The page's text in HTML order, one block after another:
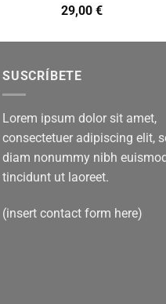
Valorado
con
29,00 €
SUSCRÍBETE
Lorem ipsum dolor sit amet,
consectetuer adipiscing elit,
diam nonummy nibh euismod
tincidunt ut laoreet.
(insert contact form here)